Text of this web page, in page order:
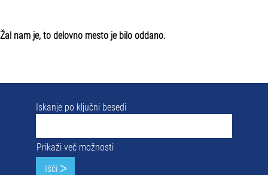
Iskanje po ključni besedi
Prikaži več možnosti
Žal nam je, to delovno mesto je bilo oddano.